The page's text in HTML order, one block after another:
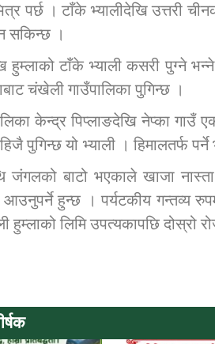
पर्छ । टाँके भ्यालीदेखि उत्तरी
सकिन्छ ।
हुम्लाको टाँके भ्याली कसरी पुग्ने
चंखेली गाउँपालिका पुगिन्छ ।
केन्द्र पिप्लाङदेखि नेप्का गाउँ
पुगिन्छ यो भ्याली । हिमालतर्फ
जंगलको बाटो भएकाले खाजा
हुन्छ । पर्यटकीय गन्तव्य
हुम्लाको लिमि उपत्यकापछि दोस्रो